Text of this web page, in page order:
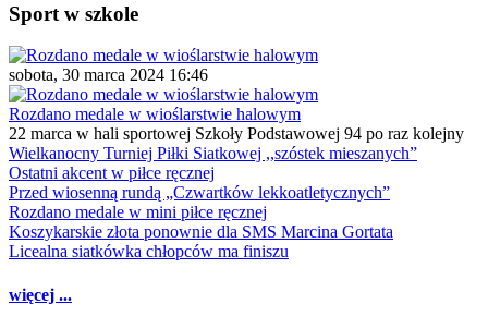
Sport w szkole
sobota, 30 marca 2024 16:46
Rozdano medale w wioślarstwie halowym
22 marca w hali sportowej Szkoły Podstawowej 94 po raz kolejny
Wielkanocny Turniej Piłki Siatkowej ,,szóstek mieszanych”
Ostatni akcent w piłce ręcznej
Przed wiosenną rundą „Czwartków lekkoatletycznych”
Rozdano medale w mini piłce ręcznej
Koszykarskie złota ponownie dla SMS Marcina Gortata
Licealna siatkówka chłopców ma finiszu
więcej ...